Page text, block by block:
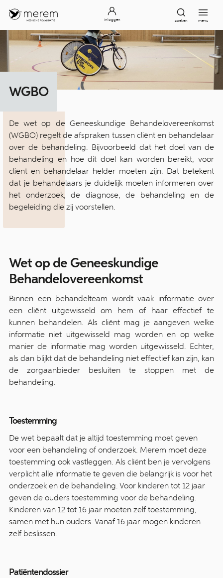
inloggen zoeken menu
WGBO
De wet op de Geneeskundige Behandelovereenkomst
(WGBO) regelt de afspraken tussen cliënt en behandelaar
over de behandeling. Bijvoorbeeld dat het doel van de
behandeling en hoe dit doel kan worden bereikt, voor
cliënt en behandelaar helder moeten zijn. Dat betekent
dat je behandelaars je duidelijk moeten informeren over
het onderzoek, de diagnose, de behandeling en de
begeleiding die zij voorstellen.
Wet op de Geneeskundige
Behandelovereenkomst
Binnen een behandelteam wordt vaak informatie over
een cliënt uitgewisseld om hem of haar effectief te
kunnen behandelen. Als cliënt mag je aangeven welke
informatie niet uitgewisseld mag worden en op welke
manier de informatie mag worden uitgewisseld. Echter,
als dan blijkt dat de behandeling niet effectief kan zijn, kan
de zorgaanbieder besluiten te stoppen met de
behandeling.
Toestemming
De wet bepaalt dat je altijd toestemming moet geven
voor een behandeling of onderzoek. Merem moet deze
toestemming ook vastleggen. Als cliënt ben je vervolgens
verplicht alle informatie te geven die belangrijk is voor het
onderzoek en de behandeling. Voor kinderen tot 12 jaar
geven de ouders toestemming voor de behandeling.
Kinderen van 12 tot 16 jaar moeten zelf toestemming,
samen met hun ouders. Vanaf 16 jaar mogen kinderen
zelf beslissen.
Patiëntendossier